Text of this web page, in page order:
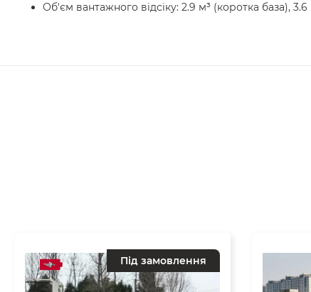
Об'єм вантажного відсіку: 2.9 м³ (коротка база), 3.6
Під замовлення